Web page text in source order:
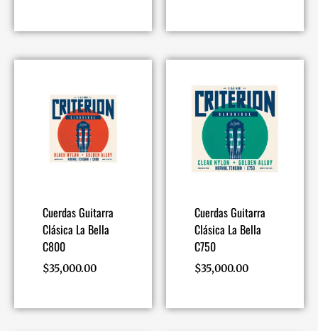
Cuerdas Guitarra
Clásica La Bella
C800
$35,000.00
Cuerdas Guitarra
Clásica La Bella
C750
$35,000.00